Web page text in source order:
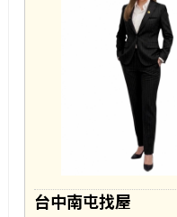
台中南屯找屋